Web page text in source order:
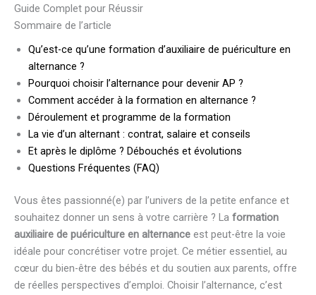
Guide Complet pour Réussir
Sommaire de l’article
Qu’est-ce qu’une formation d’auxiliaire de puériculture en
alternance ?
Pourquoi choisir l’alternance pour devenir AP ?
Comment accéder à la formation en alternance ?
Déroulement et programme de la formation
La vie d’un alternant : contrat, salaire et conseils
Et après le diplôme ? Débouchés et évolutions
Questions Fréquentes (FAQ)
Vous êtes passionné(e) par l’univers de la petite enfance et
souhaitez donner un sens à votre carrière ? La formation
auxiliaire de puériculture en alternance est peut-être la voie
idéale pour concrétiser votre projet. Ce métier essentiel, au
cœur du bien-être des bébés et du soutien aux parents, offre
de réelles perspectives d’emploi. Choisir l’alternance, c’est